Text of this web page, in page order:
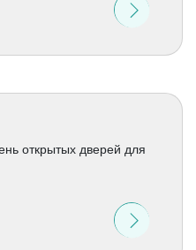
открытых дверей для